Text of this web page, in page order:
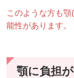
このような方も
能性があります。
顎に負担